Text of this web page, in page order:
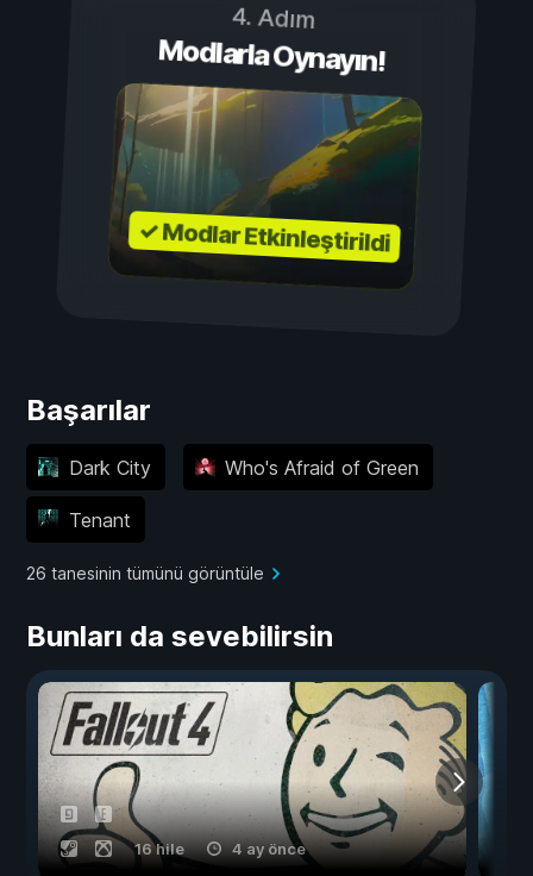
4. Adım
Modlarla Oynayın!
✓ Modlar Etkinleştirildi
Başarılar
Dark City Who's Afraid of Green
Tenant
26 tanesinin tümünü görüntüle
Bunları da sevebilirsin
16 hile 4 ay önce